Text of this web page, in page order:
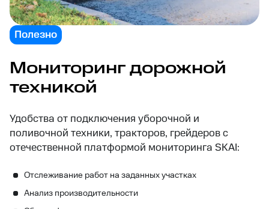
Полезно
Мониторинг дорожной
техникой
Удобства от подключения уборочной и
поливочной техники, тракторов, грейдеров с
отечественной платформой мониторинга SKAI:
Отслеживание работ на заданных участках
Анализ производительности